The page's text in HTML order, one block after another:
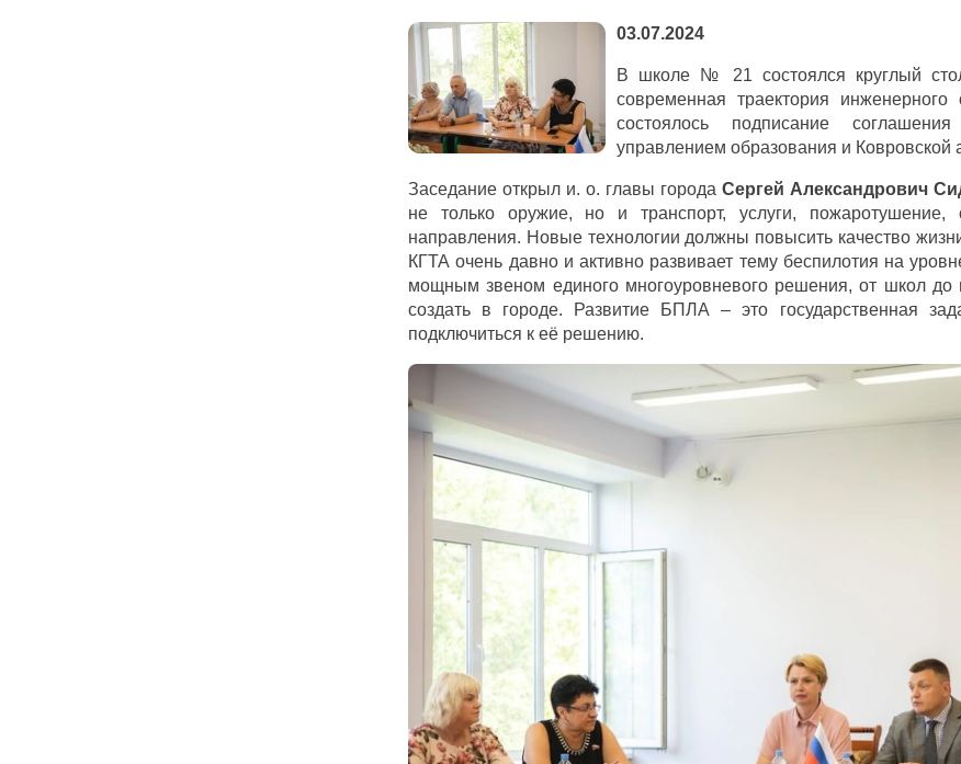
03.07.2024
В школе № 21 состоялся круглый
современная траектория
состоялось подписание
управлением образования и Ковровской
Заседание открыл и. о. главы города Сергей Александрович
не только оружие, но и транспорт, услуги, пожаротушение,
направления. Новые технологии должны повысить качество
КГТА очень давно и активно развивает тему беспилотия на
мощным звеном единого многоуровневого решения, от школ до
создать в городе. Развитие БПЛА – это государственная
подключиться к её решению.